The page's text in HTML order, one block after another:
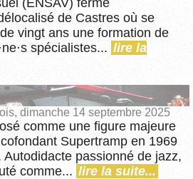
de Castres où se
vingt ans une formation de
spécialistes... lire la
dimanche 14 septembre 2025
comme une figure majeure
Supertramp en 1969
passionné de jazz,
comme... lire la suite...